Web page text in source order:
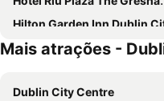
Hilton Garden Inn Dublin City
Point A Hotel Dublin Parnell
Crowne Plaza Dublin Airport by IHG
Mais atrações -
Dublin City Centre